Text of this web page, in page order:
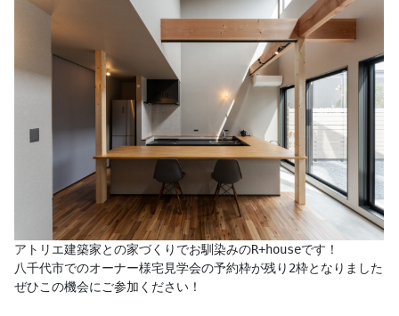
アトリエ建築家との家づくりでお馴染みのR+houseです！
八千代市でのオーナー様宅見学会の予約枠が残り2枠となりました！
ぜひこの機会にご参加ください！